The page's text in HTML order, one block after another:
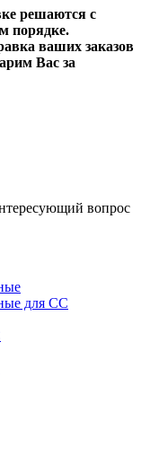
решаются с
порядке.
ваших заказов
Вас за
вопрос
для СС